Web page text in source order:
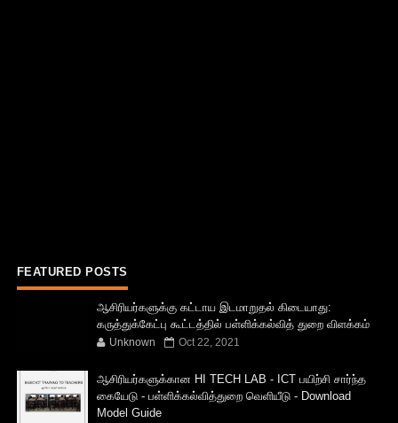
FEATURED POSTS
ஆசிரியர்களுக்கு கட்டாய இடமாறுதல் கிடையாது:
கருத்துக்கேட்பு கூட்டத்தில் பள்ளிக்கல்வித் துறை விளக்கம்
Unknown Oct 22, 2021
ஆசிரியர்களுக்கான HI TECH LAB - ICT பயிற்சி சார்ந்த
கையேடு - பள்ளிக்கல்வித்துறை வெளியீடு - Download
Model Guide